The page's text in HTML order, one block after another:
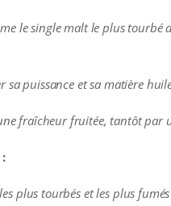
le single malt le plus tourbé
puissance et sa matière
fraîcheur fruitée, tantôt par
plus tourbés et les plus